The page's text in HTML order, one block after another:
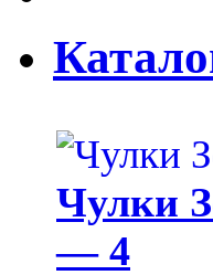
Чулки
— 4